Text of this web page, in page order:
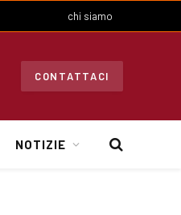
chi siamo
CONTATTACI
NOTIZIE